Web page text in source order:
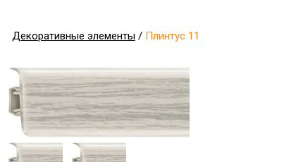
Декоративные элементы / Плинтус 11